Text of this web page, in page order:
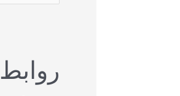
ل
ح
روابط